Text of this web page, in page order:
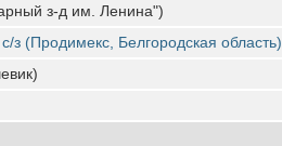
з-д им. Ленина")
з (Продимекс, Белгородская область)